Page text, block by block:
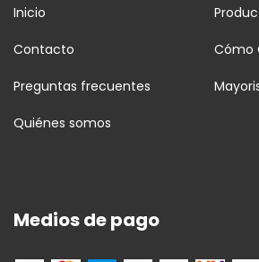
Inicio
Contacto Cómo
Preguntas frecuentes
Quiénes somos
Medios de pago